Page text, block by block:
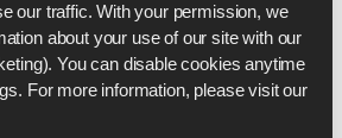
our traffic. With your permission, we
about your use of our site with our
You can disable cookies anytime
in your browser settings. For more information, please visit our